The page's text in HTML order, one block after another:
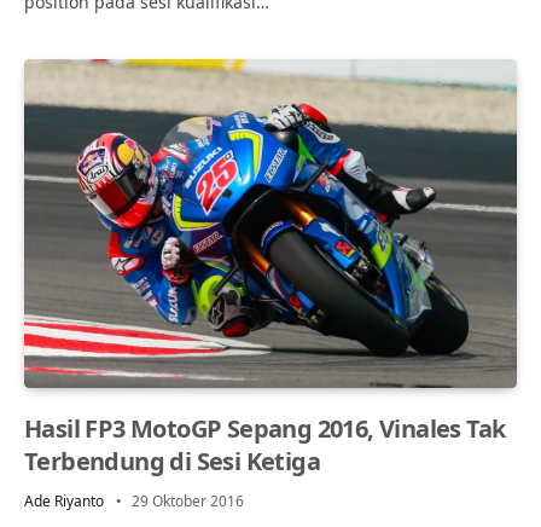
Hasil FP3 MotoGP Sepang 2016, Vinales Tak
Terbendung di Sesi Ketiga
Ade Riyanto 29 Oktober 2016